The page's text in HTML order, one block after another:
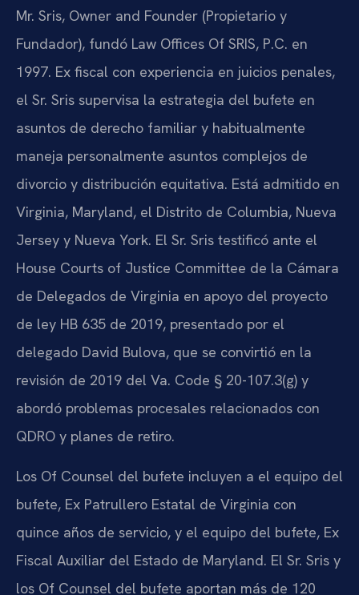
Mr. Sris, Owner and Founder (Propietario y
Fundador), fundó Law Offices Of SRIS, P.C. en
1997. Ex fiscal con experiencia en juicios penales,
el Sr. Sris supervisa la estrategia del bufete en
asuntos de derecho familiar y habitualmente
maneja personalmente asuntos complejos de
divorcio y distribución equitativa. Está admitido en
Virginia, Maryland, el Distrito de Columbia, Nueva
Jersey y Nueva York. El Sr. Sris testificó ante el
House Courts of Justice Committee de la Cámara
de Delegados de Virginia en apoyo del proyecto
de ley HB 635 de 2019, presentado por el
delegado David Bulova, que se convirtió en la
revisión de 2019 del Va. Code § 20-107.3(g) y
abordó problemas procesales relacionados con
QDRO y planes de retiro.
Los Of Counsel del bufete incluyen a el equipo del
bufete, Ex Patrullero Estatal de Virginia con
quince años de servicio, y el equipo del bufete, Ex
Fiscal Auxiliar del Estado de Maryland. El Sr. Sris y
los Of Counsel del bufete aportan más de 120